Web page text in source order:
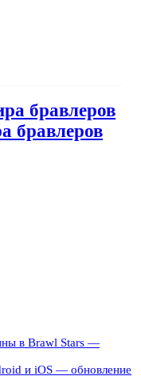
бравлеров
в Brawl Stars —
и iOS — обновление